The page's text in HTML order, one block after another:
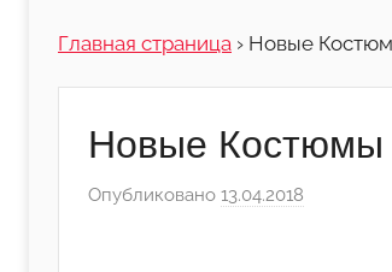
Главная страница › Новые
Новые Костюмы
Опубликовано 13.04.2018